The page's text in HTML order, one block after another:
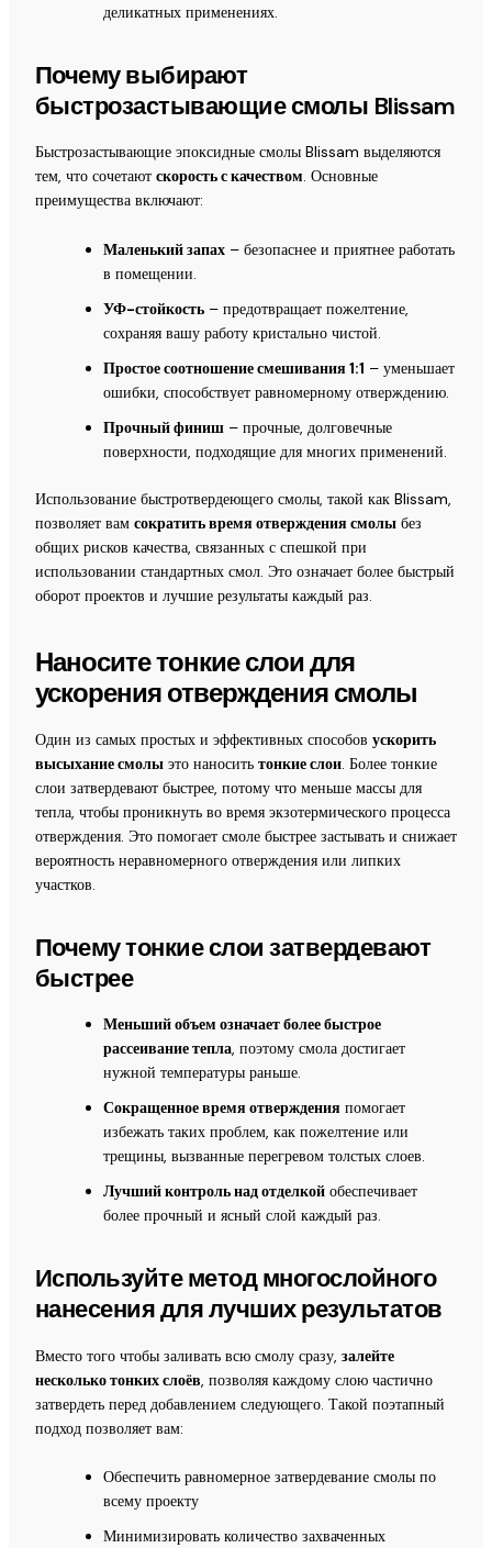
деликатных применениях.
Почему выбирают
быстрозастывающие смолы Blissam
Быстрозастывающие эпоксидные смолы Blissam выделяются
тем, что сочетают скорость с качеством. Основные
преимущества включают:
Маленький запах– безопаснее и приятнее работать
в помещении.
УФ-стойкость– предотвращает пожелтение,
сохраняя вашу работу кристально чистой.
Простое соотношение смешивания 1:1 – уменьшает
ошибки, способствует равномерному отверждению.
Прочный финиш– прочные, долговечные
поверхности, подходящие для многих применений.
Использование быстротвердеющего смолы, такой как Blissam,
позволяет вам сократить время отверждения смолыбез
общих рисков качества, связанных с спешкой при
использовании стандартных смол. Это означает более быстрый
оборот проектов и лучшие результаты каждый раз.
Наносите тонкие слои для
ускорения отверждения смолы
Один из самых простых и эффективных способов ускорить
высыхание смолыэто наносить тонкие слои. Более тонкие
слои затвердевают быстрее, потому что меньше массы для
тепла, чтобы проникнуть во время экзотермического процесса
отверждения. Это помогает смоле быстрее застывать и снижает
вероятность неравномерного отверждения или липких
участков.
Почему тонкие слои затвердевают
быстрее
Меньший объем означает более быстрое
рассеивание тепла, поэтому смола достигает
нужной температуры раньше.
Сокращенное время отвержденияпомогает
избежать таких проблем, как пожелтение или
трещины, вызванные перегревом толстых слоев.
Лучший контроль над отделкойобеспечивает
более прочный и ясный слой каждый раз.
Используйте метод многослойного
нанесения для лучших результатов
Вместо того чтобы заливать всю смолу сразу, залейте
несколько тонких слоёв, позволяя каждому слою частично
затвердеть перед добавлением следующего. Такой поэтапный
подход позволяет вам:
Обеспечить равномерное затвердевание смолы по
всему проекту
Минимизировать количество захваченных